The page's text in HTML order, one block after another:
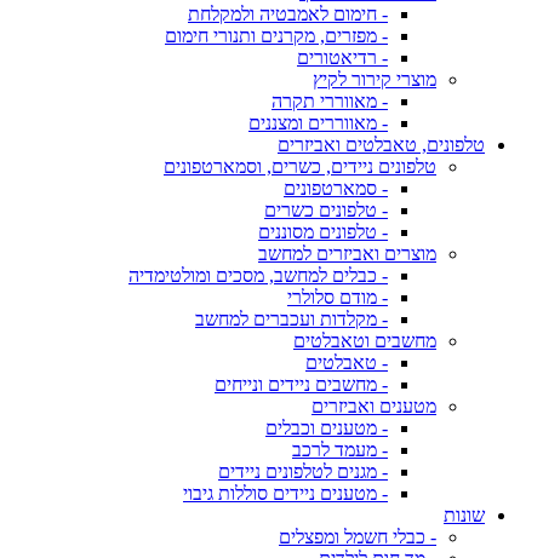
- חימום לאמבטיה ולמקלחת
- מפזרים, מקרנים ותנורי חימום
- רדיאטורים
מוצרי קירור לקיץ
- מאווררי תקרה
- מאווררים ומצננים
טלפונים, טאבלטים ואביזרים
טלפונים ניידים, כשרים, וסמארטפונים
- סמארטפונים
- טלפונים כשרים
- טלפונים מסוננים
מוצרים ואביזרים למחשב
- כבלים למחשב, מסכים ומולטימדיה
- מודם סלולרי
- מקלדות ועכברים למחשב
מחשבים וטאבלטים
- טאבלטים
- מחשבים ניידים ונייחים
מטענים ואביזרים
- מטענים וכבלים
- מעמד לרכב
- מגנים לטלפונים ניידים
- מטענים ניידים סוללות גיבוי
שונות
- כבלי חשמל ומפצלים